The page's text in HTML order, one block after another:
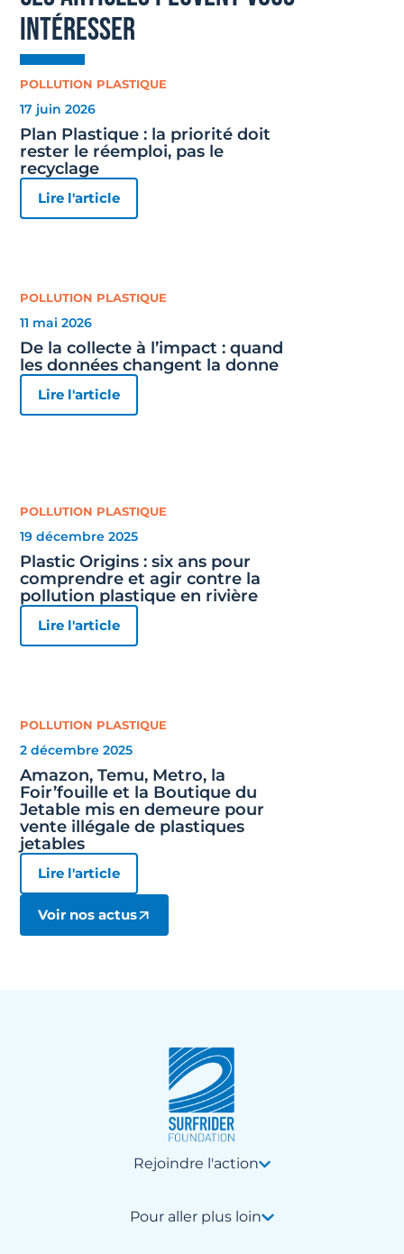
intéresser
POLLUTION PLASTIQUE
17 juin 2026
Plan Plastique : la priorité doit
rester le réemploi, pas le
recyclage
Lire l'article
POLLUTION PLASTIQUE
11 mai 2026
De la collecte à l’impact : quand
les données changent la donne
Lire l'article
POLLUTION PLASTIQUE
19 décembre 2025
Plastic Origins : six ans pour
comprendre et agir contre la
pollution plastique en rivière
Lire l'article
POLLUTION PLASTIQUE
2 décembre 2025
Amazon, Temu, Metro, la
Foir’fouille et la Boutique du
Jetable mis en demeure pour
vente illégale de plastiques
jetables
Lire l'article
Voir nos actus
Rejoindre l'action
Pour aller plus loin